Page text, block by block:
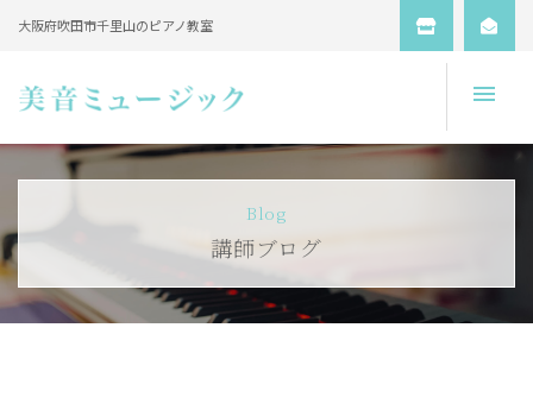
大阪府吹田市千里山のピアノ教室
Blog
講師ブログ